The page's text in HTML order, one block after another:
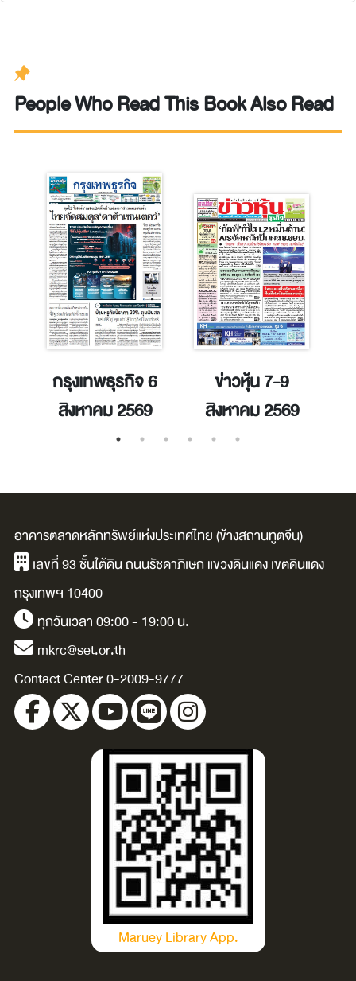
People Who Read This Book Also Read
กรุงเทพธุรกิจ 6
สิงหาคม 2569
ข่าวหุ้น 7-9
สิงหาคม 2569
อาคารตลาดหลักทรัพย์แห่งประเทศไทย (ข้างสถานทูตจีน)
เลขที่ 93 ชั้นใต้ดิน ถนนรัชดาภิเษก แขวงดินแดง เขตดินแดง
กรุงเทพฯ 10400
ทุกวันเวลา 09:00 - 19:00 น.
mkrc@set.or.th
Contact Center 0-2009-9777
Maruey Library App.